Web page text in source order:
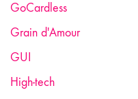
GoCardless
Grain d'Amour
GUI
High-tech